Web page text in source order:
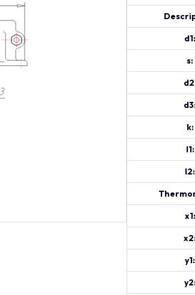
d1:
s:
k:
l1:
l2:
x1:
y1: